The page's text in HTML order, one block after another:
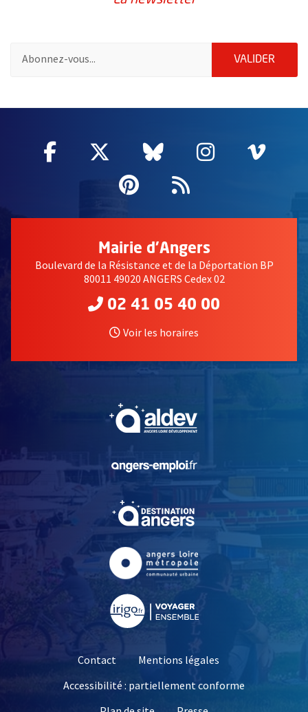
VALIDER
Facebook
, Ouvre une nouvelle fenêtre
Twitter
, Ouvre une nouvelle
Bluesky
, Ouvre une
Instagram
, Ouvre
,
Pinterest
, Ouvre une
Flux RSS
Mairie d'Angers
Boulevard de la Résistance et de la Déportation BP
80011 49020 ANGERS Cedex 02
02 41 05 40 00
Voir les horaires
, Ouvre une nouvelle
, Ouvre une nouvelle
Contact
Mentions légales
Accessibilité : partiellement conforme